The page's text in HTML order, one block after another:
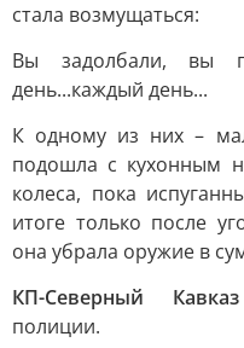
стала возмущаться:
Вы задолбали, вы
день...каждый день...
К одному из них –
подошла с кухонным
колеса, пока
итоге только после
она убрала оружие в
КП-Северный Кавказ
полиции.